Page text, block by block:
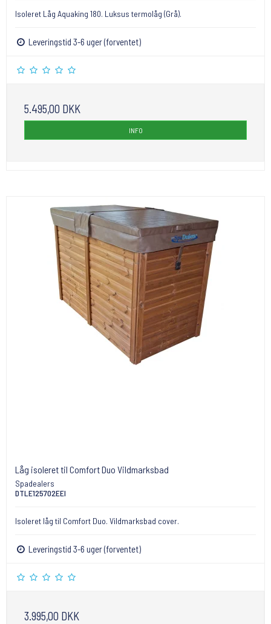
Isoleret Låg Aquaking 180. Luksus termolåg (Grå).
Leveringstid 3-6 uger (forventet)
5.495,00 DKK
INFO
Låg isoleret til Comfort Duo Vildmarksbad
Spadealers
DTLE125702EEI
Isoleret låg til Comfort Duo. Vildmarksbad cover.
Leveringstid 3-6 uger (forventet)
3.995,00 DKK